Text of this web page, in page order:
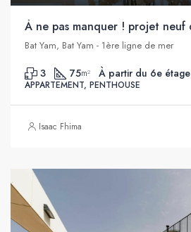
Bat Yam, Bat Yam - 1ère ligne de mer
3 75m² À partir du 6e étage
APPARTEMENT, PENTHOUSE
Isaac Fhima